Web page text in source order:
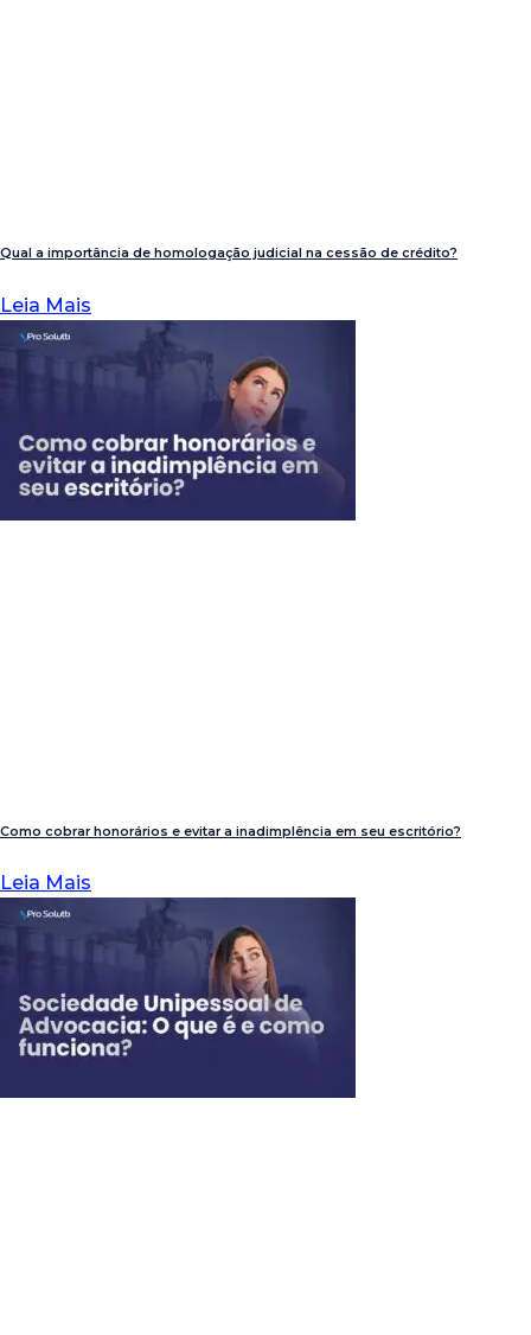
Qual a importância de homologação judicial na cessão de crédito?
Leia Mais
Como cobrar honorários e evitar a inadimplência em seu escritório?
Leia Mais